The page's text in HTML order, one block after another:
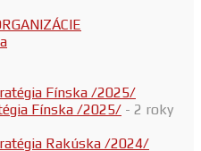
Fínska /2025/ - 2 roky